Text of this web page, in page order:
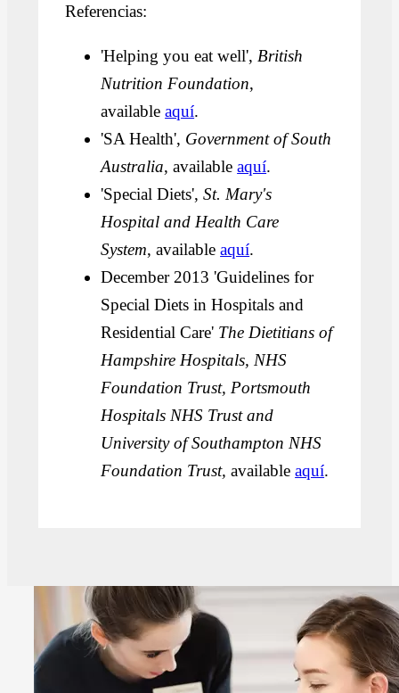
Referencias:
'Helping you eat well', British
Nutrition Foundation,
availableaquí.
'SA Health', Government of South
Australia, availableaquí.
'Special Diets',St. Mary's
Hospital and Health Care
System, availableaquí.
December 2013 'Guidelines for
Special Diets in Hospitals and
Residential Care' The Dietitians of
Hampshire Hospitals, NHS
Foundation Trust, Portsmouth
Hospitals NHS Trust and
University of Southampton NHS
Foundation Trust,availableaquí.